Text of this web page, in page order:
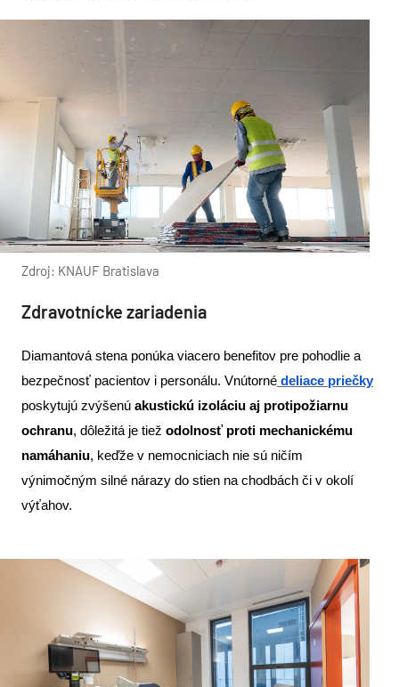
Zdroj: KNAUF Bratislava
Zdravotnícke zariadenia
Diamantová stena ponúka viacero benefitov pre pohodlie a
bezpečnosť pacientov i personálu. Vnútorné deliace priečky
poskytujú zvýšenú akustickú izoláciu aj protipožiarnu
ochranu, dôležitá je tiež odolnosť proti mechanickému
namáhaniu, keďže v nemocniciach nie sú ničím
výnimočným silné nárazy do stien na chodbách či v okolí
výťahov.